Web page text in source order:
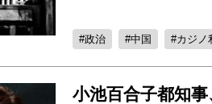
政治 中国 カジノ
小池百合子都知